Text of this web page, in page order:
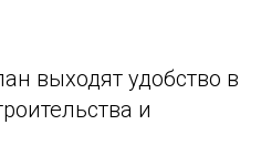
выходят удобство в
и